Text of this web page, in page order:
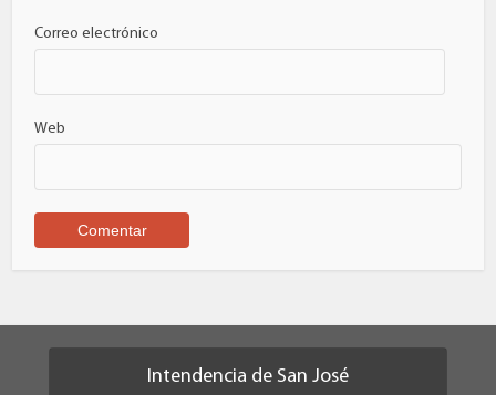
Correo electrónico
Web
Intendencia de San José